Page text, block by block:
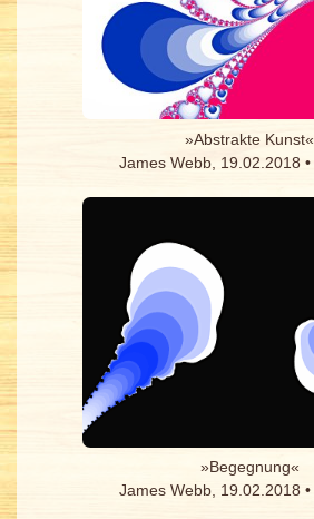
»Abstrakte Kunst«
James Webb, 19.02.2018 •
»Begegnung«
James Webb, 19.02.2018 •